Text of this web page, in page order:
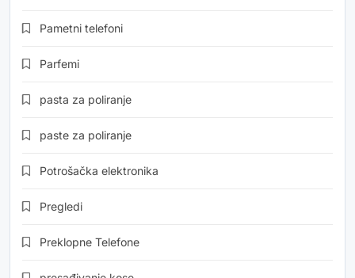
Pametni telefoni
Parfemi
pasta za poliranje
paste za poliranje
Potrošačka elektronika
Pregledi
Preklopne Telefone